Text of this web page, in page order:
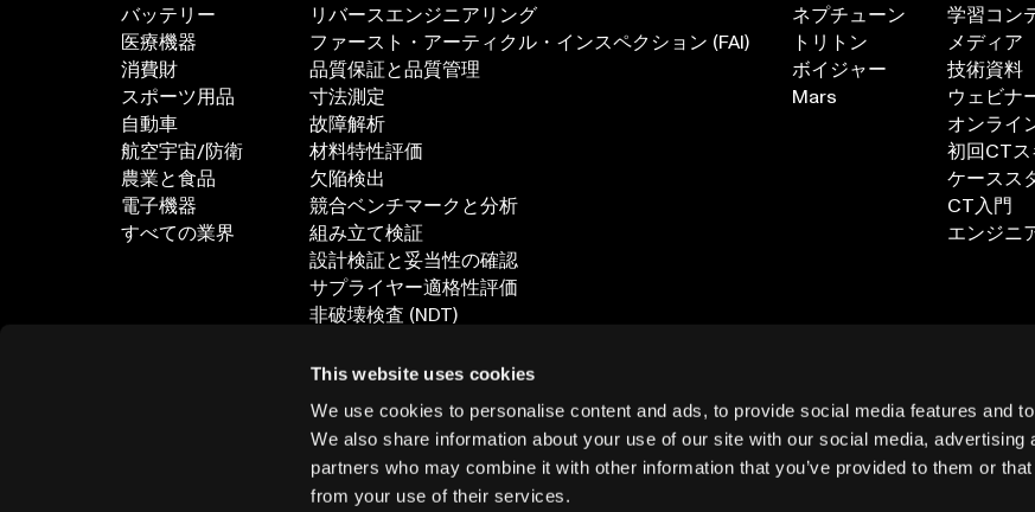
This website uses cookies
We use cookies to personalise content and ads, to provide social media features and
We also share information about your use of our site with our social media, advertising
partners who may combine it with other information that you’ve provided to them or
from your use of their services.
バッテリー
医療機器
消費財
スポーツ用品
自動車
航空宇宙/防衛
農業と食品
電子機器
すべての業界
リバースエンジニアリング
ファースト・アーティクル・インスペクション (FAI)
品質保証と品質管理
寸法測定
故障解析
材料特性評価
欠陥検出
競合ベンチマークと分析
組み立て検証
設計検証と妥当性の確認
サプライヤー適格性評価
非破壊検査 (NDT)
ネプチューン
トリトン
ボイジャー
Mars
学習コン
メディア
技術資料
ウェビナ
オンライ
初回CT
ケースス
CT入門
エンジニ